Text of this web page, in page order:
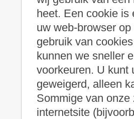
heet. Een cookie is
uw web-browser
gebruik van
kunnen we sneller
voorkeuren. U kunt
geweigerd, alleen
Sommige van
internetsite